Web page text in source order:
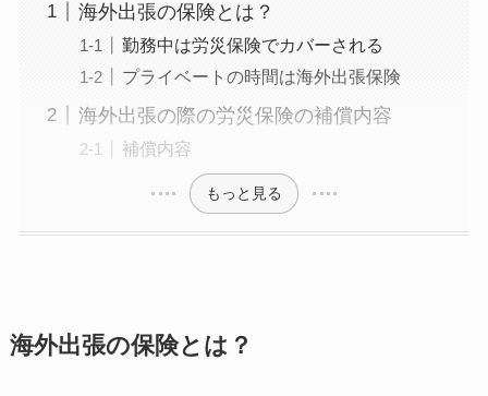
海外出張の保険とは？
勤務中は労災保険でカバーされる
プライベートの時間は海外出張保険
海外出張の際の労災保険の補償内容
補償内容
もっと見る
海外出張の保険とは？